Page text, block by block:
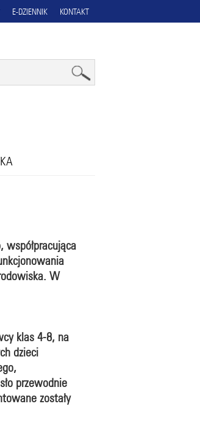
E-DZIENNIK KONTAKT
współpracująca
W
klas 4-8, na
dzieci
przewodnie
zostały